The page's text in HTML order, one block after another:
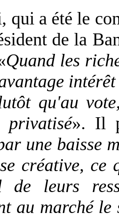
qui a été le
de la
Quand les
qu'au
privatisé». Il
une baisse
créative, ce
de leurs
au marché